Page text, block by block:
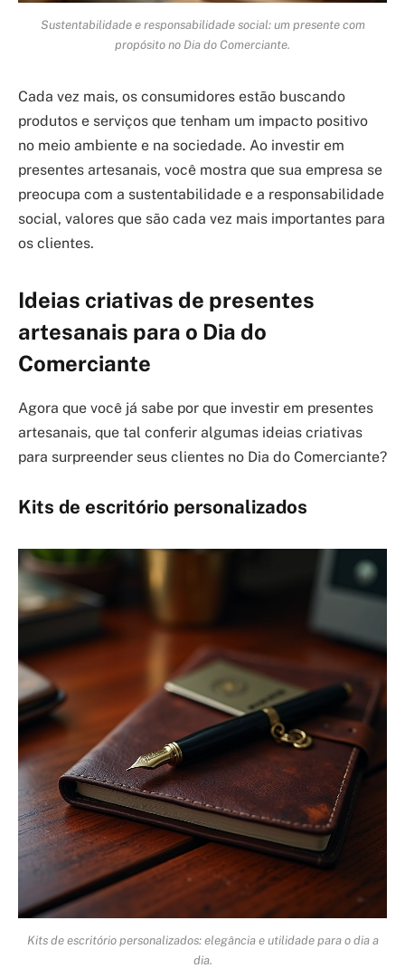
Sustentabilidade e responsabilidade social: um presente com
propósito no Dia do Comerciante.
Cada vez mais, os consumidores estão buscando
produtos e serviços que tenham um impacto positivo
no meio ambiente e na sociedade. Ao investir em
presentes artesanais, você mostra que sua empresa se
preocupa com a sustentabilidade e a responsabilidade
social, valores que são cada vez mais importantes para
os clientes.
Ideias criativas de presentes
artesanais para o Dia do
Comerciante
Agora que você já sabe por que investir em presentes
artesanais, que tal conferir algumas ideias criativas
para surpreender seus clientes no Dia do Comerciante?
Kits de escritório personalizados
Kits de escritório personalizados: elegância e utilidade para o dia a
dia.